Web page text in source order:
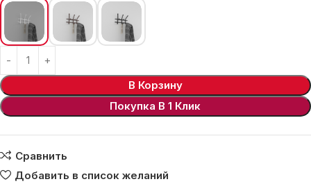
В Корзину
Покупка В 1 Клик
Сравнить
Добавить в список желаний